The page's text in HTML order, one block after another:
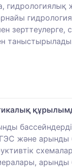
гидрологиялық
зерттеулерге,
және арынды
арынды